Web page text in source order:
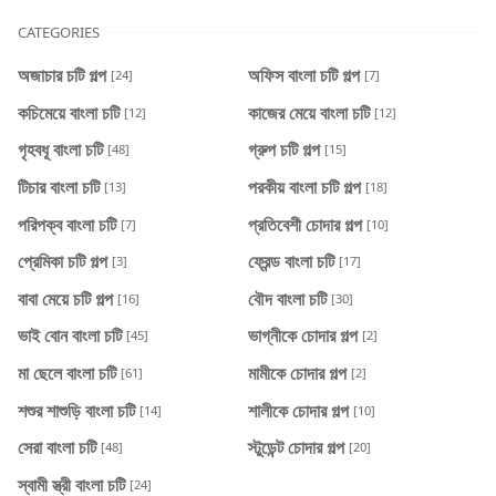
CATEGORIES
অজাচার চটি গল্প [24] অফিস বাংলা চটি গল্প [7]
কচিমেয়ে বাংলা চটি [12] কাজের মেয়ে বাংলা চটি [12]
গৃহবধূ বাংলা চটি [48] গ্রুপ চটি গল্প [15]
টিচার বাংলা চটি [13] পরকীয় বাংলা চটি গল্প [18]
পরিপক্ব বাংলা চটি [7] প্রতিবেশী চোদার গল্প [10]
প্রেমিকা চটি গল্প [3] ফ্রেন্ড বাংলা চটি [17]
বাবা মেয়ে চটি গল্প [16] বৌদ বাংলা চটি [30]
ভাই বোন বাংলা চটি [45] ভাগ্নীকে চোদার গল্প [2]
মা ছেলে বাংলা চটি [61] মামীকে চোদার গল্প [2]
শশুর শাশুড়ি বাংলা চটি [14] শালীকে চোদার গল্প [10]
সেরা বাংলা চটি [48] স্টুডেন্ট চোদার গল্প [20]
স্বামী স্ত্রী বাংলা চটি [24]